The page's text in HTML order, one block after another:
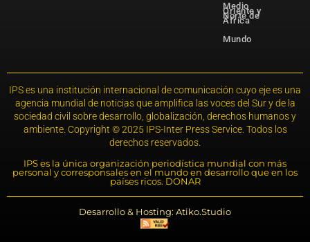
Medio
Oriente y
Norte de
África
Mundo
IPS es una institución internacional de comunicación cuyo eje es una
agencia mundial de noticias que amplifica las voces del Sur y de la
sociedad civil sobre desarrollo, globalización, derechos humanos y
ambiente. Copyright © 2025 IPS-Inter Press Service. Todos los
derechos reservados.
IPS es la única organización periodística mundial con más
personal y corresponsales en el mundo en desarrollo que en los
países ricos. DONAR
Desarrollo & Hosting: Atiko.Studio